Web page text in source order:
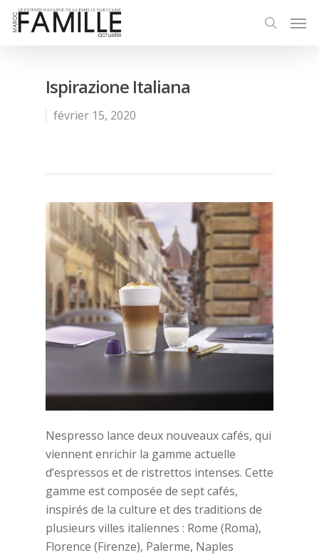
Ispirazione Italiana
février 15, 2020
Nespresso lance deux nouveaux cafés, qui
viennent enrichir la gamme actuelle
d’espressos et de ristrettos intenses. Cette
gamme est composée de sept cafés,
inspirés de la culture et des traditions de
plusieurs villes italiennes : Rome (Roma),
Florence (Firenze), Palerme, Naples